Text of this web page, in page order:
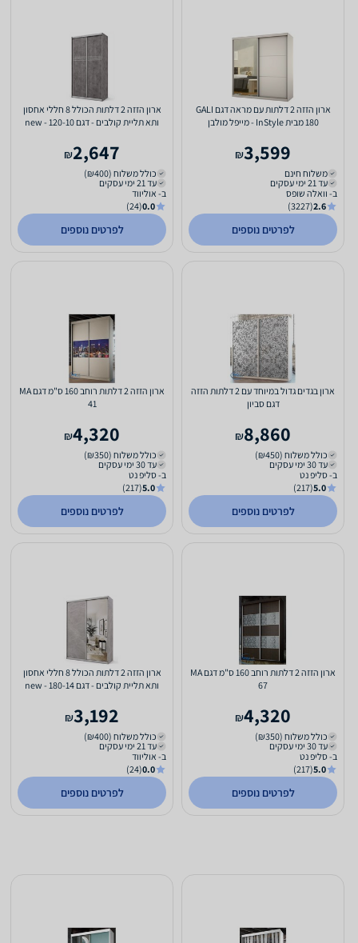
ארון הזזה 2 דלתות עם מראה דגם GALI
180 מבית InStyle - מייפל מולבן
3,599
₪
משלוח חינם
עד 21 ימי עסקים
ב- וואלה שופס
2.6
(3227)
לפרטים נוספים
ארון הזזה 2 דלתות הכולל 8 חללי אחסון
ותא תליית קולבים - דגם 120-10 - new
2,647
₪
כולל משלוח (₪400)
עד 21 ימי עסקים
ב- אוליווד
0.0
(24)
לפרטים נוספים
ארון בגדים גדול במיוחד עם 2 דלתות הזזה
דגם סביון
8,860
₪
כולל משלוח (₪450)
עד 30 ימי עסקים
ב- סליפ נט
5.0
(217)
לפרטים נוספים
ארון הזזה 2 דלתות רוחב 160 ס"מ דגם MA
41
4,320
₪
כולל משלוח (₪350)
עד 30 ימי עסקים
ב- סליפ נט
5.0
(217)
לפרטים נוספים
ארון הזזה 2 דלתות רוחב 160 ס"מ דגם MA
67
4,320
₪
כולל משלוח (₪350)
עד 30 ימי עסקים
ב- סליפ נט
5.0
(217)
לפרטים נוספים
ארון הזזה 2 דלתות הכולל 8 חללי אחסון
ותא תליית קולבים - דגם 180-14 - new
3,192
₪
כולל משלוח (₪400)
עד 21 ימי עסקים
ב- אוליווד
0.0
(24)
לפרטים נוספים